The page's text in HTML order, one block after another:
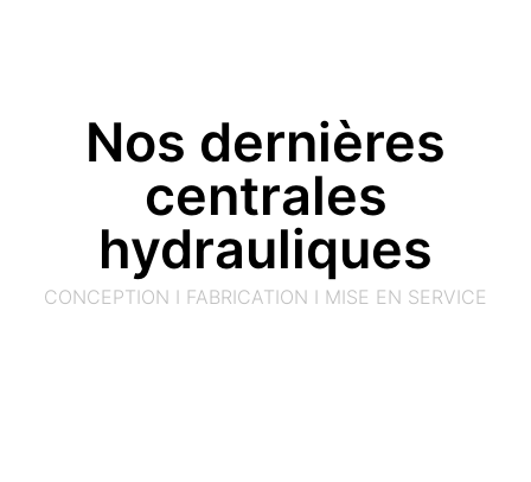
Nos dernières
centrales
hydrauliques
CONCEPTION I FABRICATION I MISE EN SERVICE